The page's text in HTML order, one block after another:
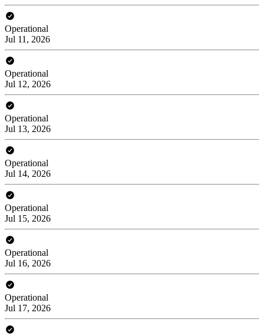
Operational
Jul 11, 2026
Operational
Jul 12, 2026
Operational
Jul 13, 2026
Operational
Jul 14, 2026
Operational
Jul 15, 2026
Operational
Jul 16, 2026
Operational
Jul 17, 2026